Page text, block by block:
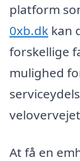
platform
0xb.dk kan
forskellige
mulighed
At få en